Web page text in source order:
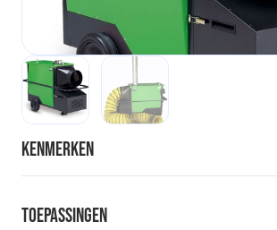
Kenmerken
Toepassingen